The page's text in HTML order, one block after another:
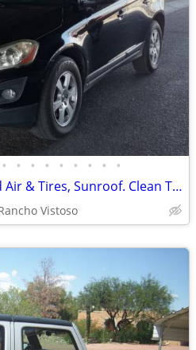
• • • • • • • • •
2010 Volvo Roomy, Good Air & Tires, Sunroof. Clean Title Good for year
Vistoso